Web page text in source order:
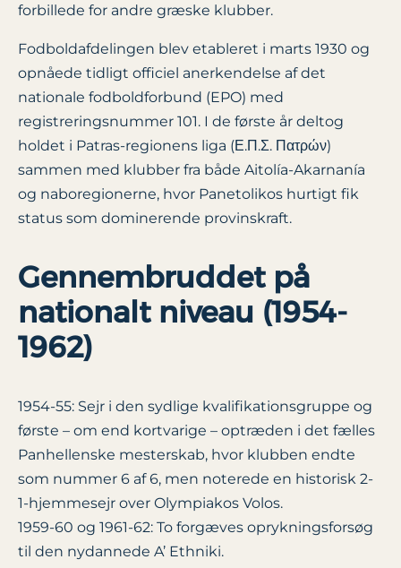
forbillede for andre græske klubber.
Fodboldafdelingen blev etableret i marts 1930 og
opnåede tidligt officiel anerkendelse af det
nationale fodboldforbund (EPO) med
registreringsnummer 101. I de første år deltog
holdet i Patras-regionens liga (Ε.Π.Σ. Πατρών)
sammen med klubber fra både Aitolía-Akarnanía
og naboregionerne, hvor Panetolikos hurtigt fik
status som dominerende provinskraft.
Gennembruddet på
nationalt niveau (1954-
1962)
1954-55: Sejr i den sydlige kvalifikationsgruppe og
første – om end kortvarige – optræden i det fælles
Panhellenske mesterskab, hvor klubben endte
som nummer 6 af 6, men noterede en historisk 2-
1-hjemmesejr over Olympiakos Volos.
1959-60 og 1961-62: To forgæves oprykningsforsøg
til den nydannede A’ Ethniki.